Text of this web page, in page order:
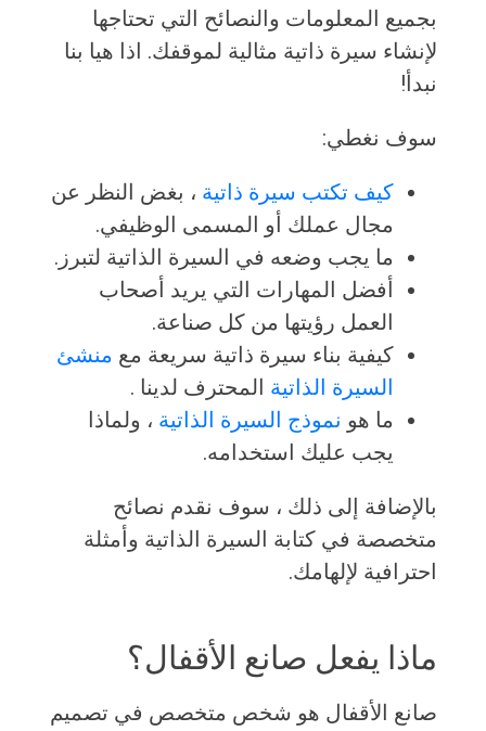
بجميع المعلومات والنصائح التي تحتاجها
لإنشاء سيرة ذاتية مثالية لموقفك. اذا هيا بنا
نبدأ!
سوف نغطي:
كيف تكتب سيرة ذاتية ، بغض النظر عن
مجال عملك أو المسمى الوظيفي.
ما يجب وضعه في السيرة الذاتية لتبرز.
أفضل المهارات التي يريد أصحاب
العمل رؤيتها من كل صناعة.
كيفية بناء سيرة ذاتية سريعة مع منشئ
السيرة الذاتية المحترف لدينا .
ما هو نموذج السيرة الذاتية ، ولماذا
يجب عليك استخدامه.
بالإضافة إلى ذلك ، سوف نقدم نصائح
متخصصة في كتابة السيرة الذاتية وأمثلة
احترافية لإلهامك.
ماذا يفعل صانع الأقفال؟
صانع الأقفال هو شخص متخصص في تصميم